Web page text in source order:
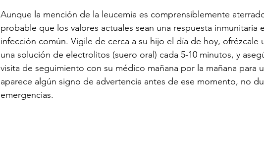
Aunque la mención de la leucemia es comprensiblemente
probable que los valores actuales sean una respuesta inmunitaria
infección común. Vigile de cerca a su hijo el día de hoy, ofrézcale
una solución de electrolitos (suero oral) cada 5-10 minutos, y
visita de seguimiento con su médico mañana por la mañana para
aparece algún signo de advertencia antes de ese momento, no
emergencias.